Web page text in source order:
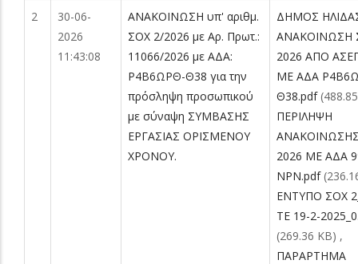
2
30-06-
2026
11:43:08
ΑΝΑΚΟΙΝΩΣΗ υπ' αριθμ.
ΣΟΧ 2/2026 με Αρ. Πρωτ.:
11066/2026 με ΑΔΑ:
Ρ4Β6ΩΡΘ-Θ38 για την
πρόσληψη προσωπικού
με σύναψη ΣΥΜΒΑΣΗΣ
ΕΡΓΑΣΙΑΣ ΟΡΙΣΜΕΝΟΥ
ΧΡΟΝΟΥ.
ΔΗΜΟΣ
ΑΝΑΚΟΙΝΩΣΗ
2026 ΑΠΟ
ΜΕ ΑΔΑ
Θ38.pdf
ΠΕΡΙΛΗΨΗ
2026 ΜΕ ΑΔΑ
ΝΡΝ.pdf
ΕΝΤΥΠΟ ΣΟΧ
ΤΕ 19-2-
(269.36 KB) ,
ΠΑΡΑΡΤΗΜΑ